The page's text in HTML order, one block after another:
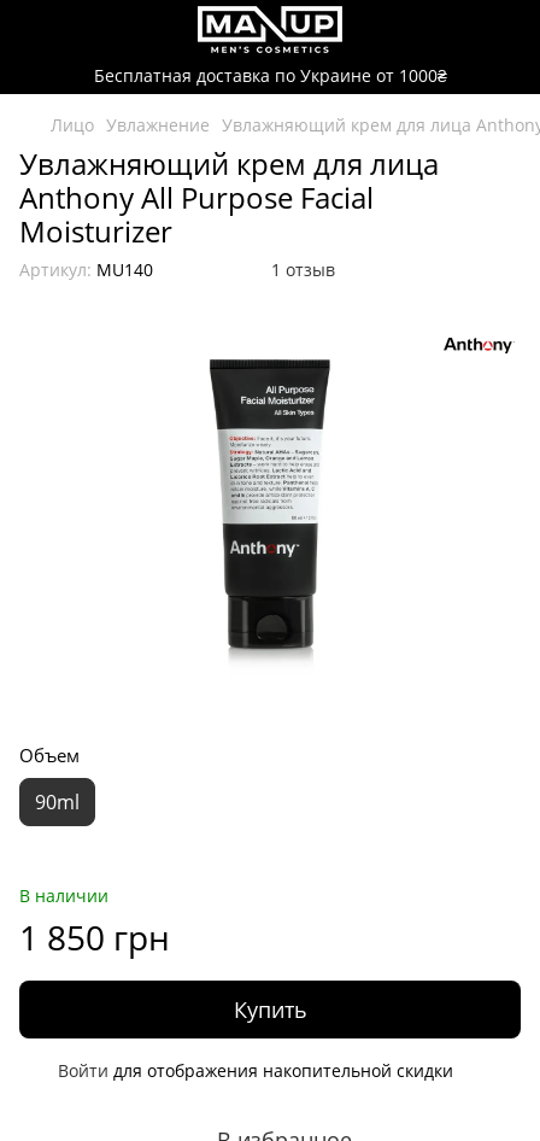
Бесплатная доставка по Украине от 1000₴
Лицо Увлажнение Увлажняющий крем для лица
Увлажняющий крем для лица
Anthony All Purpose Facial
Moisturizer
Артикул: MU140 1 отзыв
Объем
90ml
В наличии
1 850 грн
Купить
Войти для отображения накопительной скидки